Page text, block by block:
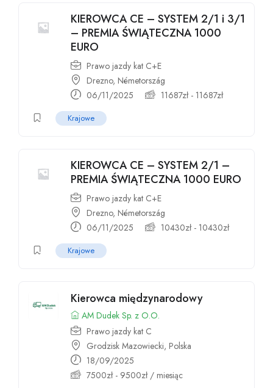
KIEROWCA CE – SYSTEM 2/1 i 3/1
– PREMIA ŚWIĄTECZNA 1000
EURO
Prawo jazdy kat C+E
Drezno, Németország
06/11/2025
11687zł- 11687zł
Krajowe
KIEROWCA CE – SYSTEM 2/1 –
PREMIA ŚWIĄTECZNA 1000 EURO
Prawo jazdy kat C+E
Drezno, Németország
06/11/2025
10430zł- 10430zł
Krajowe
Kierowca międzynarodowy
AM Dudek Sp. z O.O.
Prawo jazdy kat C
Grodzisk Mazowiecki, Polska
18/09/2025
7500zł- 9500zł/ miesiąc